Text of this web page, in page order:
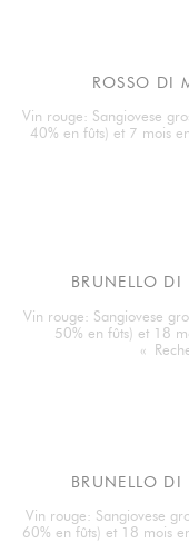
ROSSO DI
Vin rouge: Sangiovese
40% en fûts) et 7 mois
BRUNELLO
Vin rouge: Sangiovese
50% en fûts) et 18
«
BRUNELLO
Vin rouge: Sangiovese
60% en fûts) et 18 mois